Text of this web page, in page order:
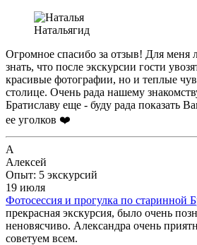
Натальягид
Огромное спасибо за отзыв! Для меня
знать, что после экскурсии гости
красивые фотографии, но и теплые
столице. Очень рада нашему
Братиславу еще - буду рада показать
ее уголков ❤️
А
Алексей
Опыт: 5 экскурсий
19 июля
Фотосессия и прогулка по старинной
прекрасная экскурсия, было очень
неновясчиво. Александра очень
советуем всем.